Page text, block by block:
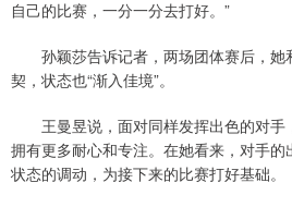
自己的比赛，一分一分去打好。”
孙颖莎告诉记者，两场团体赛后，她
契，状态也“渐入佳境”。
王曼昱说，面对同样发挥出色的对手
拥有更多耐心和专注。在她看来，对手
状态的调动，为接下来的比赛打好基础。